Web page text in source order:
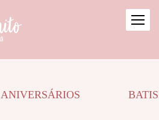
ANIVERSÁRIOS